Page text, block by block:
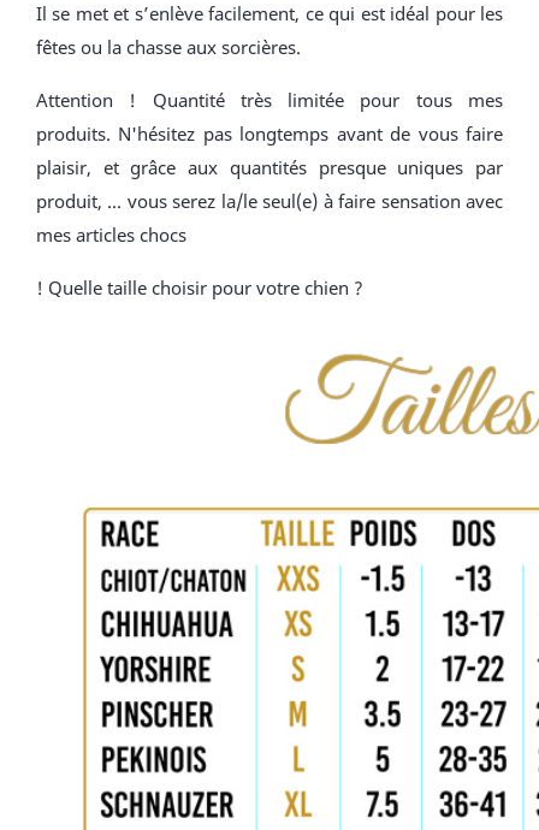
Il se met et s’enlève facilement, ce qui est idéal pour les
fêtes ou la chasse aux sorcières.
Attention ! Quantité très limitée pour tous mes
produits. N'hésitez pas longtemps avant de vous faire
plaisir, et grâce aux quantités presque uniques par
produit, ... vous serez la/le seul(e) à faire sensation avec
mes articles chocs
! Quelle taille choisir pour votre chien ?